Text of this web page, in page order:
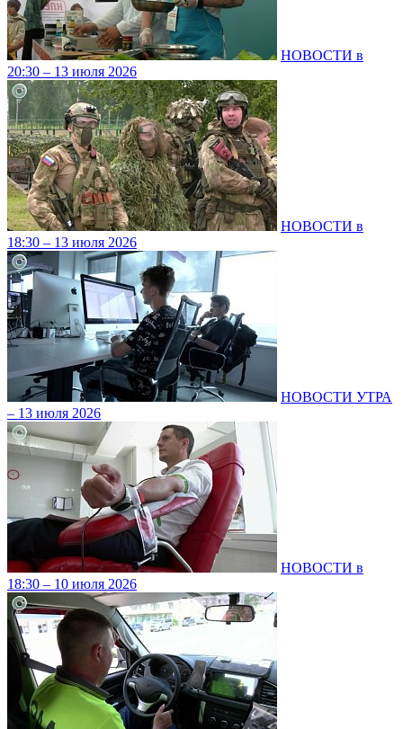
НОВОСТИ в
20:30 – 13 июля 2026
НОВОСТИ в
18:30 – 13 июля 2026
НОВОСТИ УТРА
– 13 июля 2026
НОВОСТИ в
18:30 – 10 июля 2026